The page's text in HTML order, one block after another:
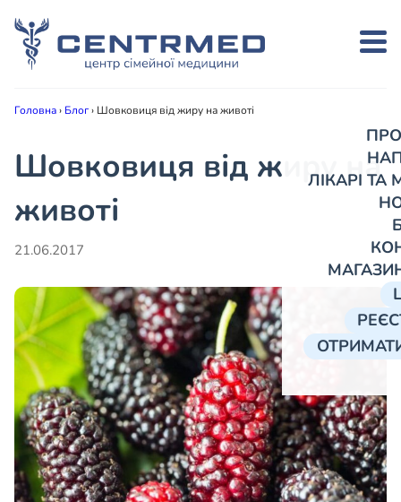
ЛІКАРІ
Головна› Блог› Шовковиця від жиру на животі
Шовковиця від жиру на
животі
21.06.2017